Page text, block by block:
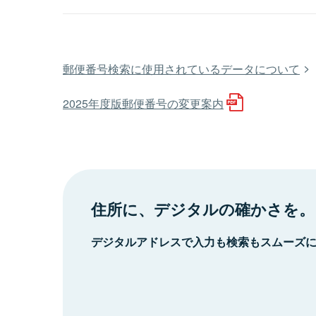
郵便番号検索に使用されているデータについて
2025年度版郵便番号の変更案内
住所に、デジタルの確かさを。
デジタルアドレスで入力も検索もスムーズ